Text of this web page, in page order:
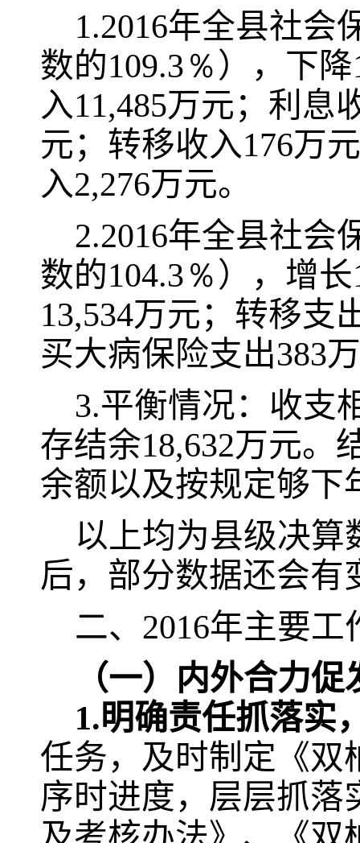
1.2016年全县社会
数的109.3％ ），下降
入11,485万元；利息
元；转移收入176万
入2,276万元。
2.2016年全县社会
数的104.3％ ），增长
13,534万元；转移支
买大病保险支出383
3.平衡情况：收支
存结余18,632万元。
余额以及按规定够下
以上均为县级决
后，部分数据还会有
二、 2016年主要工
（一）内外合力
1.明确责任抓落实
任务， 及时制定《双
序时进度，层层抓落